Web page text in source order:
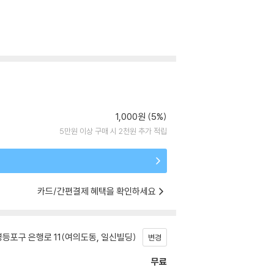
1,000원 (5%)
5만원 이상 구매 시 2천원 추가 적립
카드/간편결제 혜택을 확인하세요
포구 은행로 11(여의도동, 일신빌딩) 변경
무료